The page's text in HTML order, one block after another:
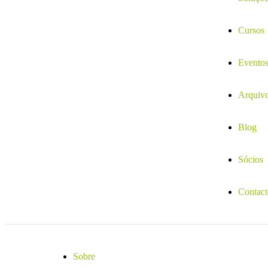
Cursos
Eventos
Blog
Sócios
Sobre